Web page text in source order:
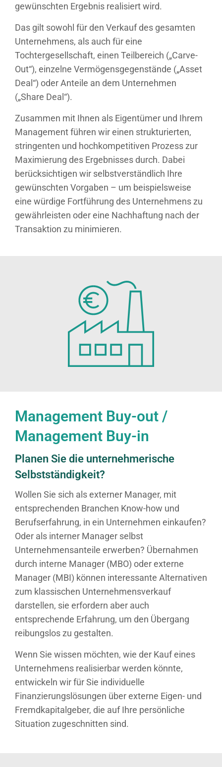
gewünschten Ergebnis realisiert wird.
Das gilt sowohl für den Verkauf des gesamten
Unternehmens, als auch für eine
Tochtergesellschaft, einen Teilbereich („Carve-
Out“), einzelne Vermögensgegenstände („Asset
Deal“) oder Anteile an dem Unternehmen
(„Share Deal“).
Zusammen mit Ihnen als Eigentümer und Ihrem
Management führen wir einen strukturierten,
stringenten und hochkompetitiven Prozess zur
Maximierung des Ergebnisses durch. Dabei
berücksichtigen wir selbstverständlich Ihre
gewünschten Vorgaben – um beispielsweise
eine würdige Fortführung des Unternehmens zu
gewährleisten oder eine Nachhaftung nach der
Transaktion zu minimieren.
Management Buy-out /
Management Buy-in
Planen Sie die unternehmerische
Selbstständigkeit?
Wollen Sie sich als externer Manager, mit
entsprechenden Branchen Know-how und
Berufserfahrung, in ein Unternehmen einkaufen?
Oder als interner Manager selbst
Unternehmensanteile erwerben? Übernahmen
durch interne Manager (MBO) oder externe
Manager (MBI) können interessante Alternativen
zum klassischen Unternehmensverkauf
darstellen, sie erfordern aber auch
entsprechende Erfahrung, um den Übergang
reibungslos zu gestalten.
Wenn Sie wissen möchten, wie der Kauf eines
Unternehmens realisierbar werden könnte,
entwickeln wir für Sie individuelle
Finanzierungslösungen über externe Eigen- und
Fremdkapitalgeber, die auf Ihre persönliche
Situation zugeschnitten sind.